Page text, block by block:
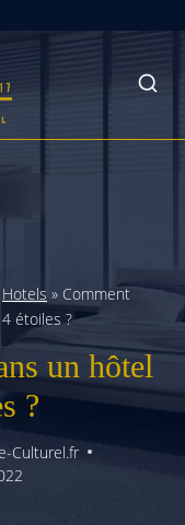
Hotels » Comment
étoiles ?
un hôtel
?
Culturel.fr